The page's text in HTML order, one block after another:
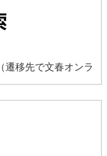
（遷移先で文春オンラ